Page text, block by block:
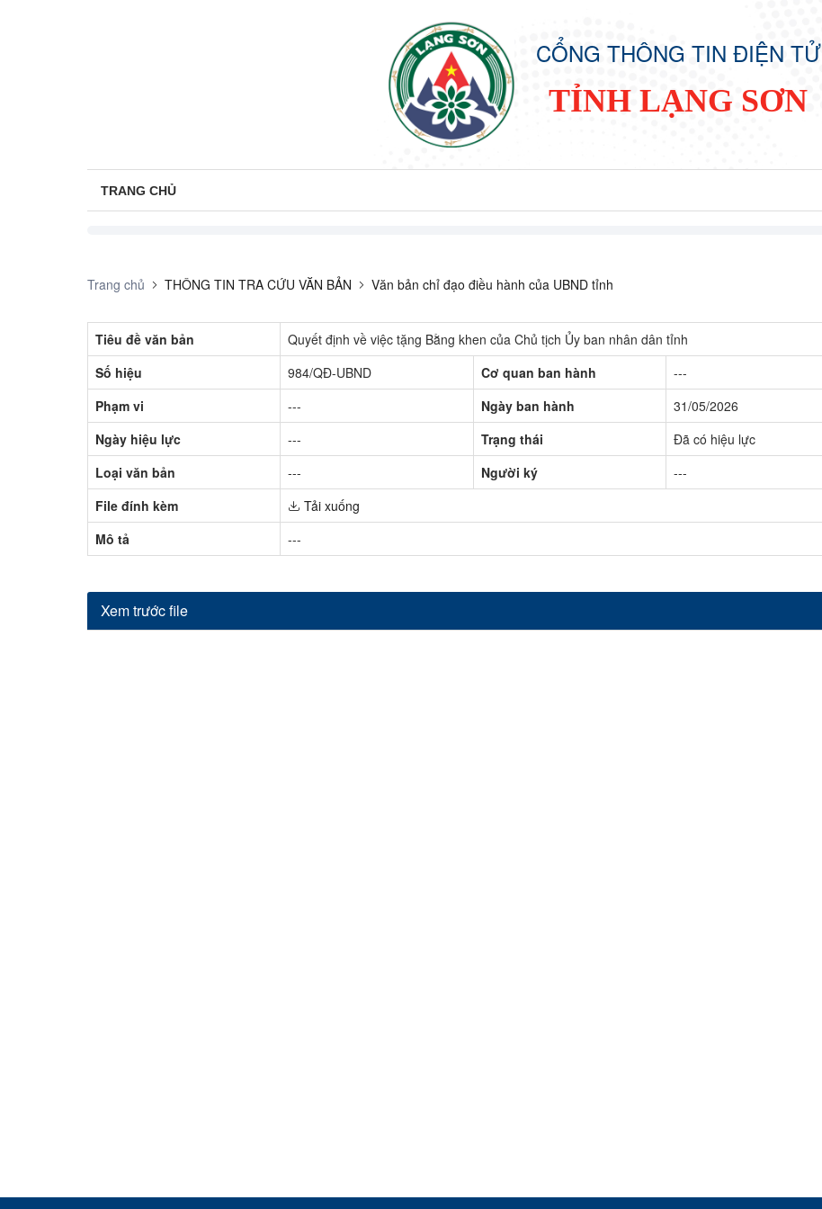
CỔNG THÔNG TIN ĐIỆN TỬ
TỈNH LẠNG SƠN
TRANG CHỦ
Trang chủ THÔNG TIN TRA CỨU VĂN BẢN Văn bản chỉ đạo điều hành của UBND tỉnh
Tiêu đề văn bản
Quyết định về việc tặng Bằng khen của Chủ tịch Ủy ban nhân dân tỉnh
Số hiệu
984/QĐ-UBND Cơ quan ban hành
---
Phạm vi
--- Ngày ban hành
31/05/2026
Ngày hiệu lực
--- Trạng thái
Đã có hiệu lực
Loại văn bản
--- Người ký
---
File đính kèm
Tải xuống
Mô tả
---
Xem trước file